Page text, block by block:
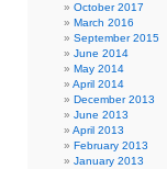
October 2017
March 2016
September 2015
June 2014
May 2014
April 2014
December 2013
June 2013
April 2013
February 2013
January 2013